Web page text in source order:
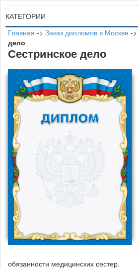
КАТЕГОРИИ
Главная -> Заказ дипломов в Москве ->
дело
Сестринское дело
обязанности медицинских сестер.